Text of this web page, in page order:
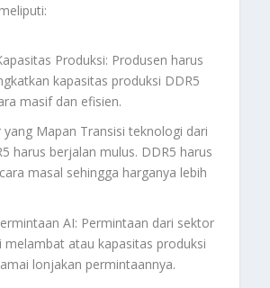
Produksi: Produsen harus
kapasitas produksi DDR5
masif dan efisien.
yang Mapan Transisi teknologi dari
harus berjalan mulus. DDR5 harus
masal sehingga harganya lebih
AI: Permintaan dari sektor
melambat atau kapasitas produksi
lonjakan permintaannya.